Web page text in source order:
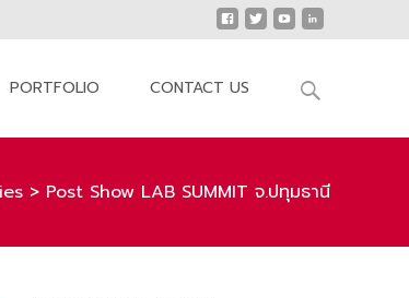
PORTFOLIO CONTACT US
Search
> Post Show LAB SUMMIT จ.ปทุมธานี